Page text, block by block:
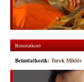
Bemutatkozó
Bemutatkozik: Turek Miklós